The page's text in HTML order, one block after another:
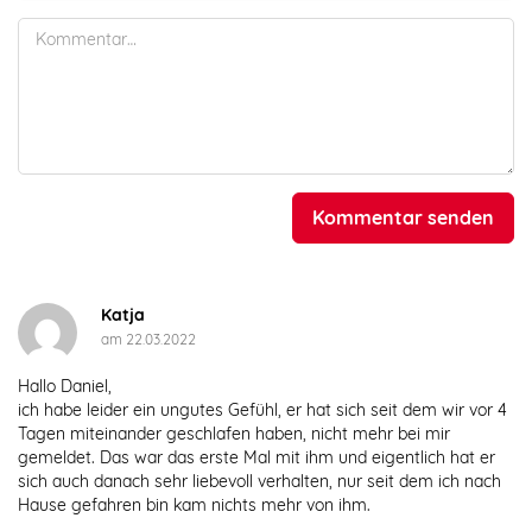
Kommentar senden
Katja
am 22.03.2022
Hallo Daniel,
ich habe leider ein ungutes Gefühl, er hat sich seit dem wir vor 4
Tagen miteinander geschlafen haben, nicht mehr bei mir
gemeldet. Das war das erste Mal mit ihm und eigentlich hat er
sich auch danach sehr liebevoll verhalten, nur seit dem ich nach
Hause gefahren bin kam nichts mehr von ihm.